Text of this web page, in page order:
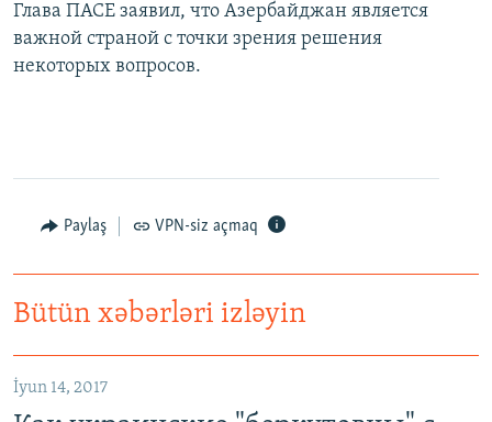
Глава ПАСЕ заявил, что Азербайджан является
важной страной с точки зрения решения
некоторых вопросов.
Paylaş VPN-siz açmaq
Bütün xəbərləri izləyin
İyun 14, 2017